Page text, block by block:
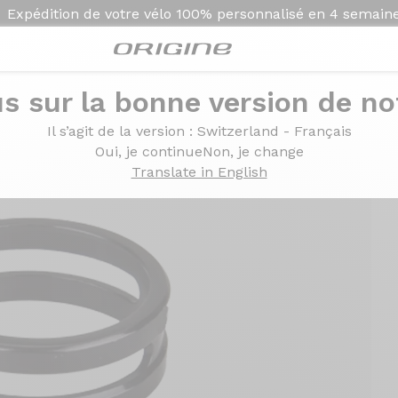
Expédition de votre vélo 100% personnalisé en 4
sur la bonne version de
Il s’agit de la version : Switzerland - Français
Oui, je continueNon, je change
Translate in English
34.9